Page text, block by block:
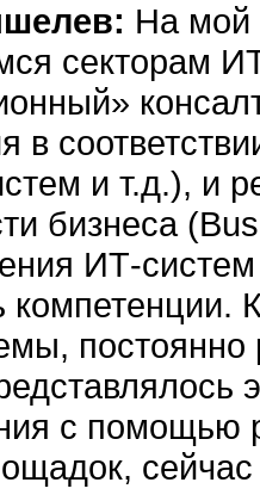
На мой
секторам
в
и т.д.), и
бизнеса
ИТ-
компетенции.
с помощью